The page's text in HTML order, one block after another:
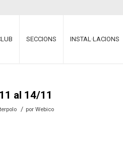
SECCIONS INSTAL·LACIONS
al 14/11
/ porWebico